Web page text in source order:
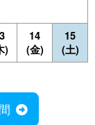
)
14
(金)
15
(土)